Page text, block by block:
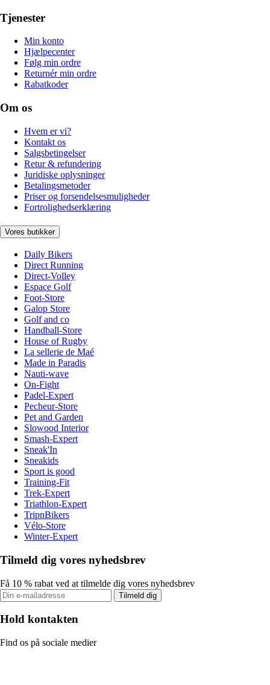
Tjenester
Min konto
Hjælpecenter
Følg min ordre
Returnér min ordre
Rabatkoder
Om os
Hvem er vi?
Kontakt os
Salgsbetingelser
Retur & refundering
Juridiske oplysninger
Betalingsmetoder
Priser og forsendelsesmuligheder
Fortrolighedserklæring
Vores butikker
Daily Bikers
Direct Running
Direct-Volley
Espace Golf
Foot-Store
Galop Store
Golf and co
Handball-Store
House of Rugby
La sellerie de Maé
Made in Paradis
Nauti-wave
On-Fight
Padel-Expert
Pecheur-Store
Pet and Garden
Slowood Interior
Smash-Expert
Sneak'In
Sneakids
Sport is good
Training-Fit
Trek-Expert
Triathlon-Expert
TripnBikers
Vélo-Store
Winter-Expert
Tilmeld dig vores nyhedsbrev
Få 10 % rabat ved at tilmelde dig vores nyhedsbrev
Tilmeld dig
Hold kontakten
Find os på sociale medier